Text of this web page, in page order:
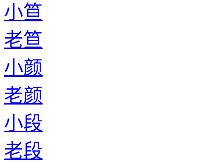
小笪
老笪
小颜
老颜
小段
老段